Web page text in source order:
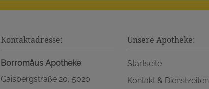
Kontaktadresse:
Borromäus Apotheke
Gaisbergstraße 20, 5020
Unsere Apotheke:
Startseite
Kontakt & Dienstzeiten